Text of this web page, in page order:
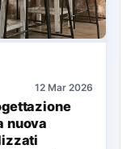
12 Mar 2026
nuova